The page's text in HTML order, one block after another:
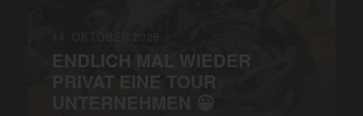
ENDLICH MAL WIEDER
PRIVAT EINE TOUR
UNTERNEHMEN 😀